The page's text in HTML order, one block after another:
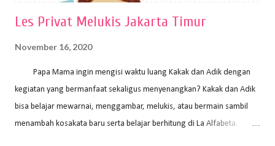
Les Privat Melukis Jakarta Timur
November 16, 2020
Papa Mama ingin mengisi waktu luang Kakak dan Adik dengan
kegiatan yang bermanfaat sekaligus menyenangkan? Kakak dan Adik
bisa belajar mewarnai, menggambar, melukis, atau bermain sambil
menambah kosakata baru serta belajar berhitung di La Alfabeta.